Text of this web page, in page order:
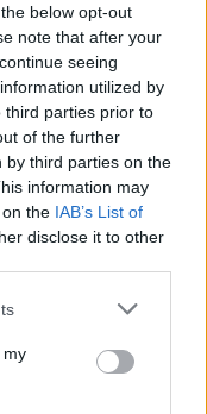
below opt-out
note that after your
seeing
utilized by
third parties prior to
of the further
by third parties on the
information may
the IAB’s List of
disclose it to other
or more Google
You may click to
third-party tags to
in below Google
my
κυρίως μέσω
και του
αεραγωγών, ειδικά
Sportδεν διαθέτει
οι δύο εκδόσεις
και ένα